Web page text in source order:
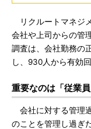
リクルートマネジ
会社や上司からの管
調査は、会社勤務の
し、930人から有効
重要なのは「従業
会社に対する管理
のことを管理し過ぎ